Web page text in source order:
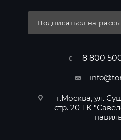
Подписаться на
8 800
г.Москва, ул.
стр. 20 ТК